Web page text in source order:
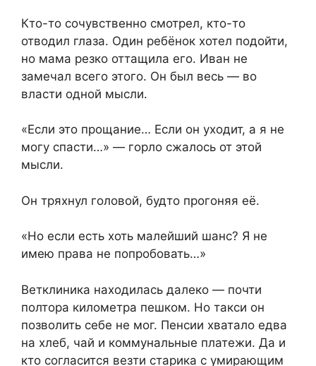
Кто-то сочувственно смотрел, кто-то
отводил глаза. Один ребёнок хотел подойти,
но мама резко оттащила его. Иван не
замечал всего этого. Он был весь — во
власти одной мысли.
«Если это прощание… Если он уходит, а я не
могу спасти…» — горло сжалось от этой
мысли.
Он тряхнул головой, будто прогоняя её.
«Но если есть хоть малейший шанс? Я не
имею права не попробовать…»
Ветклиника находилась далеко — почти
полтора километра пешком. Но такси он
позволить себе не мог. Пенсии хватало едва
на хлеб, чай и коммунальные платежи. Да и
кто согласится везти старика с умирающим